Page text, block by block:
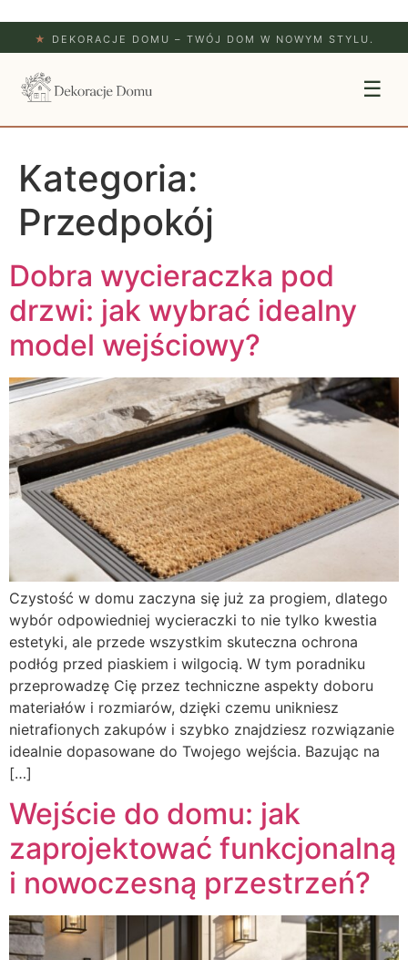
★ DEKORACJE DOMU – TWÓJ DOM W NOWYM STYLU.
☰
Kategoria:
Przedpokój
Dobra wycieraczka pod
drzwi: jak wybrać idealny
model wejściowy?
Czystość w domu zaczyna się już za progiem, dlatego
wybór odpowiedniej wycieraczki to nie tylko kwestia
estetyki, ale przede wszystkim skuteczna ochrona
podłóg przed piaskiem i wilgocią. W tym poradniku
przeprowadzę Cię przez techniczne aspekty doboru
materiałów i rozmiarów, dzięki czemu unikniesz
nietrafionych zakupów i szybko znajdziesz rozwiązanie
idealnie dopasowane do Twojego wejścia. Bazując na
[…]
Wejście do domu: jak
zaprojektować funkcjonalną
i nowoczesną przestrzeń?